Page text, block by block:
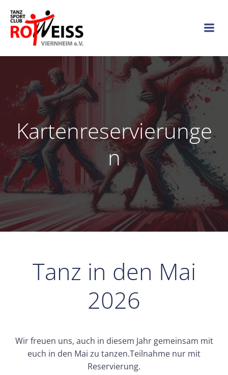
Kartenreservierunge
n
Tanz in den Mai
2026
Wir freuen uns, auch in diesem Jahr gemeinsam mit
euch in den Mai zu tanzen.Teilnahme nur mit
Reservierung.